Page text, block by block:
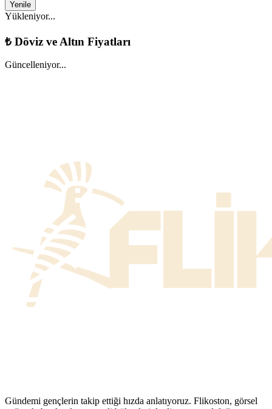
Yenile
Yükleniyor...
₺ Döviz ve Altın Fiyatları
Güncelleniyor...
Gündemi gençlerin takip ettiği hızda anlatıyoruz. Flikoston, görsel